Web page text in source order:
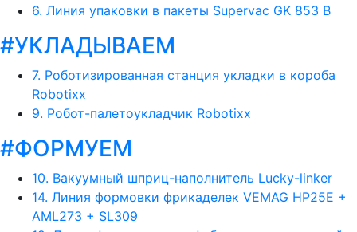
6. Линия упаковки в пакеты Supervac GK 853 В
#УКЛАДЫВАЕМ
7. Роботизированная станция укладки в короба
Robotixx
9. Робот-палетоукладчик Robotixx
#ФОРМУЕМ
10. Вакуумный шприц-наполнитель Lucky-linker
14. Линия формовки фрикаделек VEMAG HP25E +
AML273 + SL309